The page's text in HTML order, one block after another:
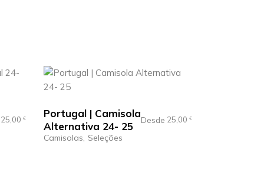
25,00 €
Portugal | Camisola
Alternativa 24- 25
Desde 25,00 €
Camisolas Seleções